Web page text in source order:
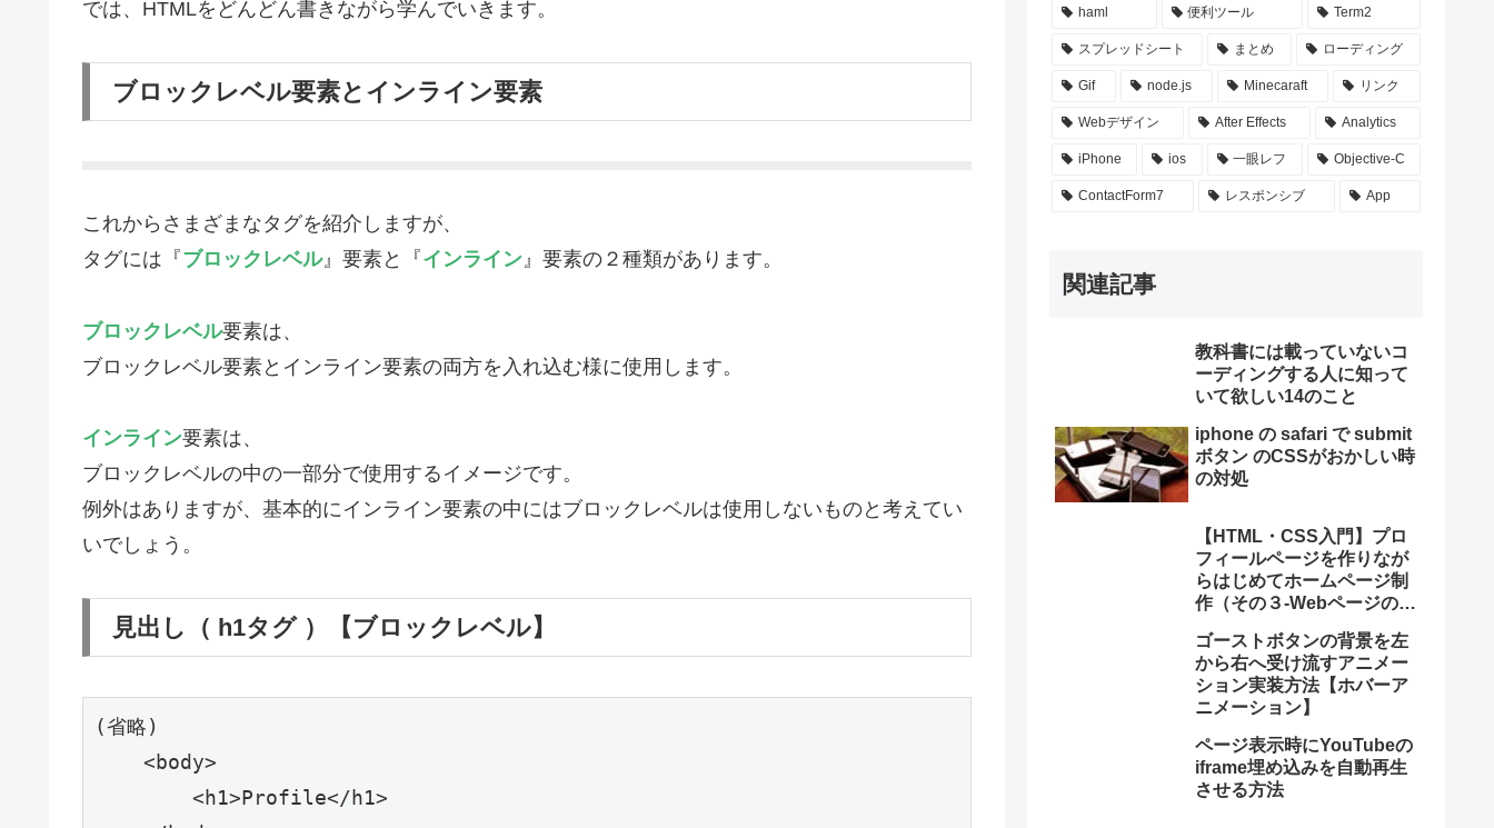
では、HTMLをどんどん書きながら学んでいきます。
ブロックレベル要素とインライン要素
これからさまざまなタグを紹介しますが、
タグには『ブロックレベル』要素と『インライン』要素の２種類があります。
ブロックレベル要素は、
ブロックレベル要素とインライン要素の両方を入れ込む様に使用します。
インライン要素は、
ブロックレベルの中の一部分で使用するイメージです。
例外はありますが、基本的にインライン要素の中にはブロックレベルは使用しないものと考えてい
いでしょう。
見出し（ h1タグ ）【ブロックレベル】
(省略)
    <body>
        <h1>Profile</h1>
haml 便利ツール Term2
スプレッドシート まとめ ローディング
Gif node.js Minecaraft リンク
Webデザイン After Effects Analytics
iPhone ios 一眼レフ Objective-C
ContactForm7 レスポンシブ App
関連記事
教科書には載っていないコ
ーディングする人に知って
いて欲しい14のこと
iphone の safari で submit
ボタン のCSSがおかしい時
の対処
【HTML・CSS入門】プロ
フィールページを作りなが
らはじめてホームページ制
作（その３-Webページの情
ゴーストボタンの背景を左
から右へ受け流すアニメー
ション実装方法【ホバーア
ニメーション】
ページ表示時にYouTubeの
iframe埋め込みを自動再生
させる方法